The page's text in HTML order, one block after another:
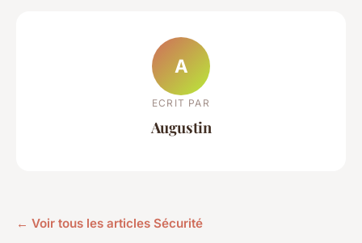
A
ECRIT PAR
Augustin
← Voir tous les articles Sécurité